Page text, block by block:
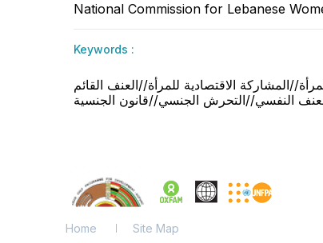
National Commission for Lebanese
Keywords :
المشاركة الاقتصادية للمرأة//العنف القائم
Home Site Map